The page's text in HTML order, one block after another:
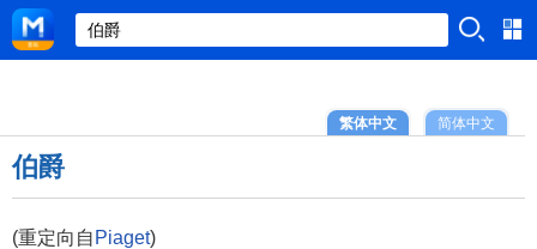
简体中文
繁体中文
伯爵
(重定向自 Piaget)